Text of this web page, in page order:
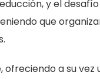
y el
que
ofreciendo a su